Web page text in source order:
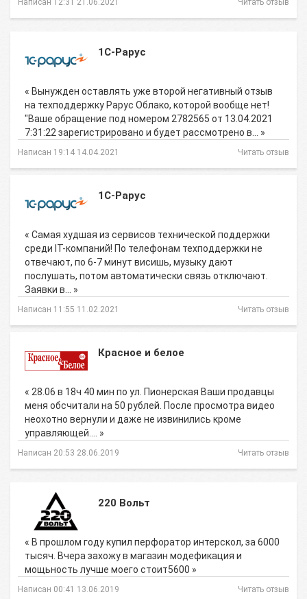
Написан 12:31 21.06.2021 Читать отзыв
1С-Рарус
« Вынужден оставлять уже второй негативный отзыв
на техподдержку Рарус Облако, которой вообще нет!
"Ваше обращение под номером 2782565 от 13.04.2021
7:31:22 зарегистрировано и будет рассмотрено в… »
Написан 19:14 14.04.2021 Читать отзыв
1С-Рарус
« Самая худшая из сервисов технической поддержки
среди IT-компаний! По телефонам техподдержки не
отвечают, по 6-7 минут висишь, музыку дают
послушать, потом автоматически связь отключают.
Заявки в… »
Написан 11:55 11.02.2021 Читать отзыв
Красное и белое
« 28.06 в 18ч 40 мин по ул. Пионерская Ваши продавцы
меня обсчитали на 50 рублей. После просмотра видео
неохотно вернули и даже не извинились кроме
управляющей.… »
Написан 20:53 28.06.2019 Читать отзыв
220 Вольт
« В прошлом году купил перфоратор интерскол, за 6000
тысяч. Вчера захожу в магазин модефикация и
мощьность лучше моего стоит5600 »
Написан 00:41 13.06.2019 Читать отзыв